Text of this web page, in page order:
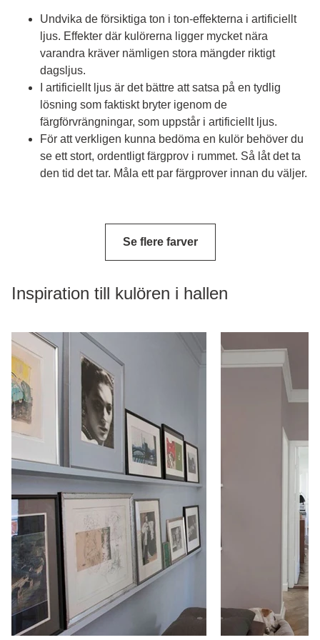
Undvika de försiktiga ton i ton-effekterna i artificiellt
ljus. Effekter där kulörerna ligger mycket nära
varandra kräver nämligen stora mängder riktigt
dagsljus.
I artificiellt ljus är det bättre att satsa på en tydlig
lösning som faktiskt bryter igenom de
färgförvrängningar, som uppstår i artificiellt ljus.
För att verkligen kunna bedöma en kulör behöver du
se ett stort, ordentligt färgprov i rummet. Så låt det ta
den tid det tar. Måla ett par färgprover innan du väljer.
Se flere farver
Inspiration till kulören i hallen